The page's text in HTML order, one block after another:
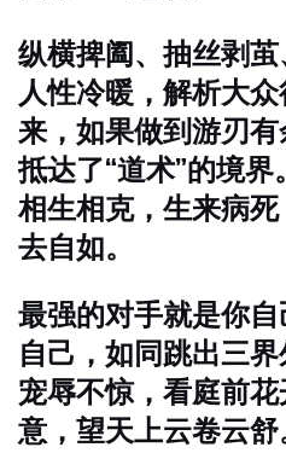
纵横捭阖、抽丝剥
人性冷暖，解析大
来，如果做到游刃
抵达了“道术”的境界
相生相克，生来病
去自如。
最强的对手就是你
自己，如同跳出三界
宠辱不惊，看庭前
意，望天上云卷云舒